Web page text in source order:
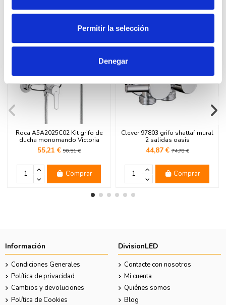
Permitir la selección
Denegar
11 productos en la misma categoría:
Roca A5A2025C02 Kit grifo de
ducha monomando Victoria
55,21 € 90,51 €
Comprar
Clever 97803 grifo shattaf mural
2 salidas oasis
44,87 €74,78 €
Comprar
Información
Condiciones Generales
Política de privacidad
Cambios y devoluciones
Política de Cookies
DivisionLED
Contacte con nosotros
Mi cuenta
Quiénes somos
Blog